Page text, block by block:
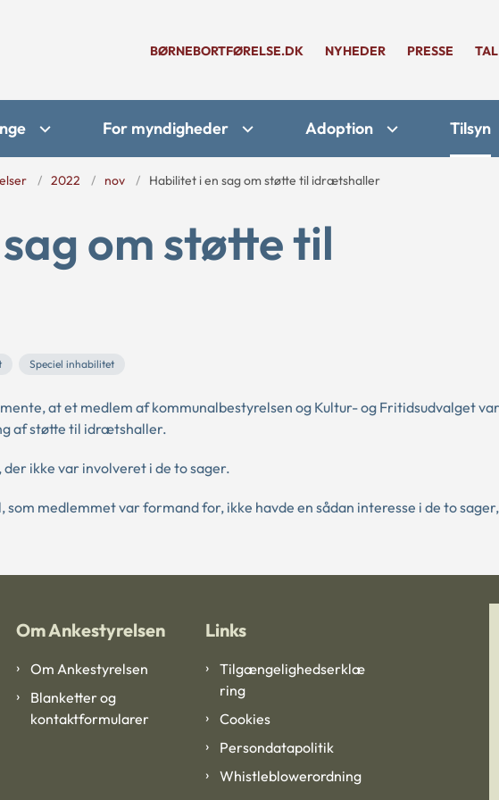
BØRNEBORTFØRELSE.DK NYHEDER PRESSE
For myndigheder Adoption Tilsyn
2022 nov Habilitet i en sag om støtte til idrætshaller
om støtte til
Speciel inhabilitet
at et medlem af kommunalbestyrelsen og Kultur- og Fritidsudvalget
af støtte til idrætshaller.
ikke var involveret i de to sager.
medlemmet var formand for, ikke havde en sådan interesse i de to
Om Ankestyrelsen
Om Ankestyrelsen
Blanketter og
kontaktformularer
Links
Tilgængelighedserklæ
ring
Cookies
Persondatapolitik
Whistleblowerordning